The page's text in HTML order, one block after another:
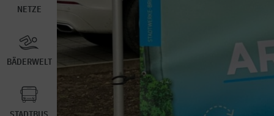
NETZE
BÄDERWELT